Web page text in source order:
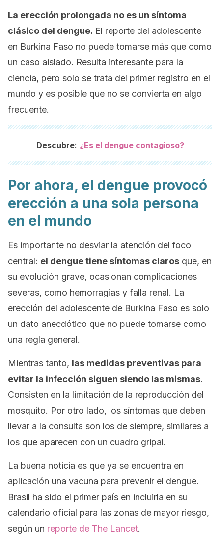
La erección prolongada no es un síntoma
clásico del dengue. El reporte del adolescente
en Burkina Faso no puede tomarse más que como
un caso aislado. Resulta interesante para la
ciencia, pero solo se trata del primer registro en el
mundo y es posible que no se convierta en algo
frecuente.
Descubre: ¿Es el dengue contagioso?
Por ahora, el dengue provocó
erección a una sola persona
en el mundo
Es importante no desviar la atención del foco
central: el dengue tiene síntomas claros que, en
su evolución grave, ocasionan complicaciones
severas, como hemorragias y falla renal. La
erección del adolescente de Burkina Faso es solo
un dato anecdótico que no puede tomarse como
una regla general.
Mientras tanto, las medidas preventivas para
evitar la infección siguen siendo las mismas.
Consisten en la limitación de la reproducción del
mosquito. Por otro lado, los síntomas que deben
llevar a la consulta son los de siempre, similares a
los que aparecen con un cuadro gripal.
La buena noticia es que ya se encuentra en
aplicación una vacuna para prevenir el dengue.
Brasil ha sido el primer país en incluirla en su
calendario oficial para las zonas de mayor riesgo,
según un reporte de The Lancet.